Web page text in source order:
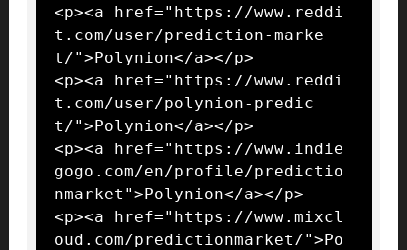
<p><a href="https://www.reddi
t.com/user/prediction-marke
t/">Polynion</a></p>
<p><a href="https://www.reddi
t.com/user/polynion-predic
t/">Polynion</a></p>
<p><a href="https://www.indie
gogo.com/en/profile/predictio
nmarket">Polynion</a></p>
<p><a href="https://www.mixcl
oud.com/predictionmarket/">Po